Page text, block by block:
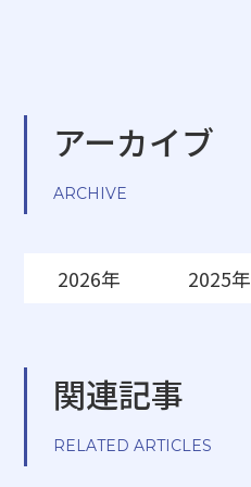
アーカイブ
ARCHIVE
2026年 2025年
関連記事
RELATED ARTICLES